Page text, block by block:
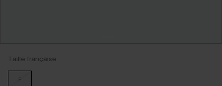
Taille française
F